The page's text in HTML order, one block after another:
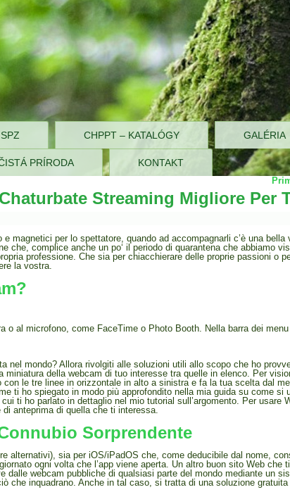
CHPPT – KATALÓGY GALÉRIA
PRÍRODA KONTAKT
Chaturbate Streaming Migliore Per
magnetici per lo spettatore, quando ad accompagnarli c’è una
che, complice anche un po‘ il periodo di quarantena che abbiamo
professione. Che sia per chiacchierare delle proprie passioni o
la vostra.
al microfono, come FaceTime o Photo Booth. Nella barra dei
nel mondo? Allora rivolgiti alle soluzioni utili allo scopo che ho
della webcam di tuo interesse tra quelle in elenco. Per
le tre linee in orizzontale in alto a sinistra e fa la tua scelta dal
ti ho spiegato in modo più approfondito nella mia guida su come
ti ho parlato in dettaglio nel mio tutorial sull’argomento. Per usare
di anteprima di quella che ti interessa.
Sorprendente
alternativi), sia per iOS/iPadOS che, come deducibile dal nome,
ogni volta che l’app viene aperta. Un altro buon sito Web
dalle webcam pubbliche di qualsiasi parte del mondo mediante un
che inquadrano. Anche in tal caso, si tratta di una soluzione